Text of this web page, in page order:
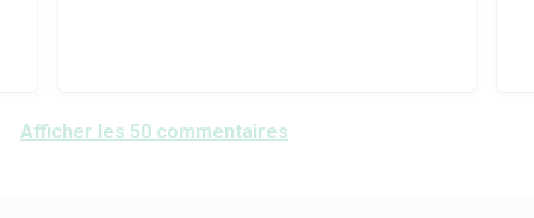
Afficher les 50 commentaires